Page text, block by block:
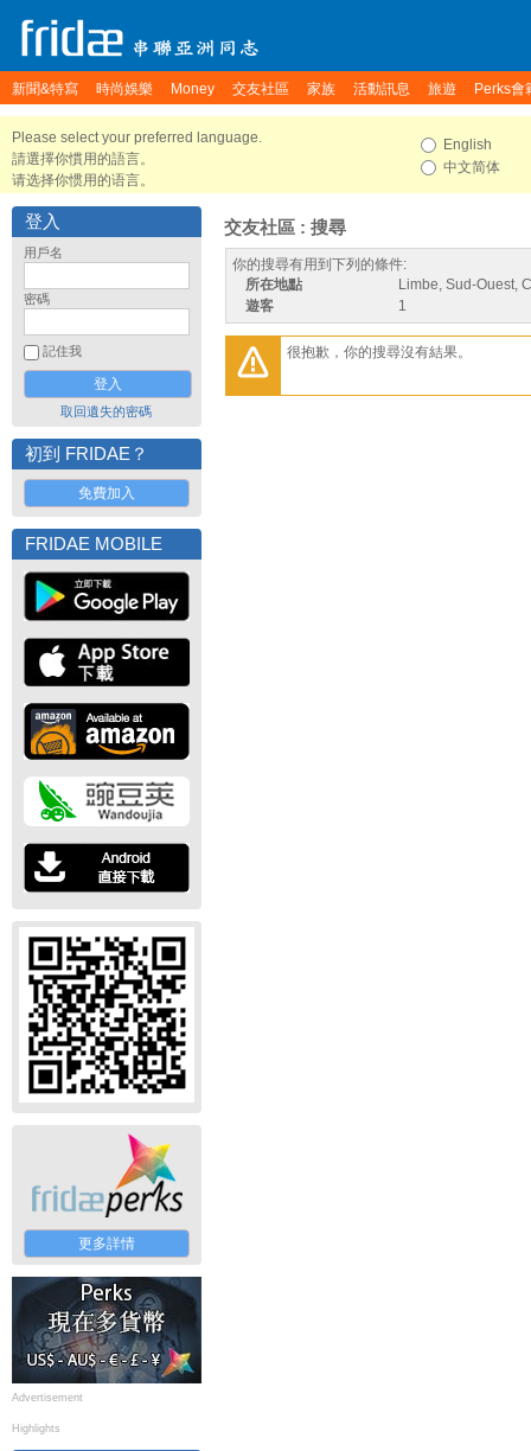
新聞&特寫 時尚娛樂 Money 交友社區 家族 活動訊息 旅遊 Perks會
Please select your preferred language.
請選擇你慣用的語言。
请选择你惯用的语言。
English
中文简体
登入
用戶名
密碼
記住我
取回遺失的密碼
初到 FRIDAE？
免費加入
FRIDAE MOBILE
更多詳情
Advertisement
Highlights
交友社區 : 搜尋
你的搜尋有用到下列的條件:
所在地點
Limbe, Sud-Ouest,
遊客
1
很抱歉，你的搜尋沒有結果。